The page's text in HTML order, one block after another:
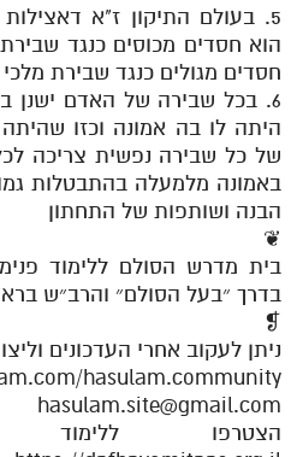
5. בעולם התיקון ז"א
הוא חסדים מכוסים כנגד
חסדים מגולים כנגד שבירת
6. בכל שבירה של האדם ישנן
היתה לו בה אמונה וכזו
של כל שבירה נפשית צריכה
באמונה מלמעלה בהתבטלות
הבנה ושותפות של התחתון
❦
בית מדרש הסולם ללימוד
בדרך ״בעל הסולם״ והרב״ש
❡
ניתן לעקוב אחרי העדכונים
hasulam.community
hasulam.site@gmail.com
הצטרפו ללימוד